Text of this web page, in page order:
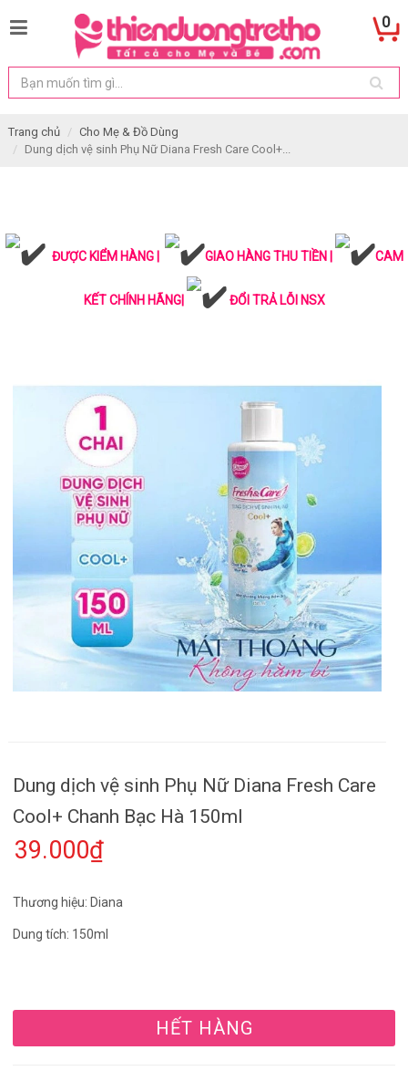
0
Trang chủ
Cho Mẹ & Đồ Dùng
Dung dịch vệ sinh Phụ Nữ Diana Fresh Care Cool+...
ĐƯỢC KIỂM HÀNG | GIAO HÀNG THU TIỀN | CAM
KẾT CHÍNH HÃNG| ĐỔI TRẢ LỖI NSX
Dung dịch vệ sinh Phụ Nữ Diana Fresh Care
Cool+ Chanh Bạc Hà 150ml
39.000₫
Thương hiệu: Diana
Dung tích: 150ml
HẾT HÀNG